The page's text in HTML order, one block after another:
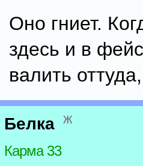
Оно гниет.
здесь и в
валить
Белка ж
Карма 33